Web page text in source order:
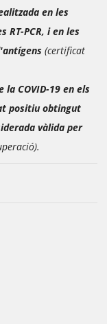
en les
RT-PCR, i en les
(certificat
la COVID-19 en els
positiu obtingut
vàlida per